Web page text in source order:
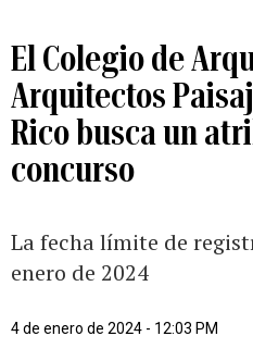
El Colegio de
Arquitectos
Rico busca un
concurso
La fecha límite de
enero de 2024
4 de enero de 2024 - 12:03 PM